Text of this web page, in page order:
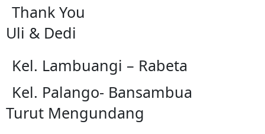
Thank You
Uli & Dedi
Kel. Lambuangi – Rabeta
Kel. Palango- Bansambua
Turut Mengundang